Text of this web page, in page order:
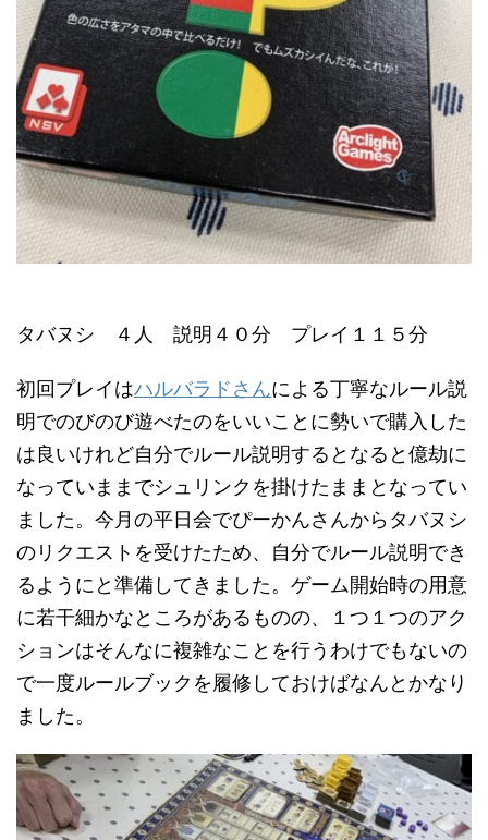
タバヌシ ４人 説明４０分 プレイ１１５分
初回プレイはハルバラドさんによる丁寧なルール説
明でのびのび遊べたのをいいことに勢いで購入した
は良いけれど自分でルール説明するとなると億劫に
なっていままでシュリンクを掛けたままとなってい
ました。今月の平日会でぴーかんさんからタバヌシ
のリクエストを受けたため、自分でルール説明でき
るようにと準備してきました。ゲーム開始時の用意
に若干細かなところがあるものの、１つ１つのアク
ションはそんなに複雑なことを行うわけでもないの
で一度ルールブックを履修しておけばなんとかなり
ました。